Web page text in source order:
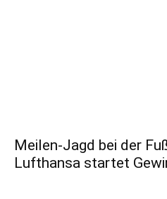
Meilen-Jagd bei der
Lufthansa startet